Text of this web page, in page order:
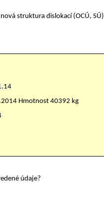
struktura dislokací (OCÚ, SÚ)
Hmotnost 40392 kg
údaje?